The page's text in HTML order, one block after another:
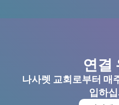
연결
나사렛 교회로부터 매
입하